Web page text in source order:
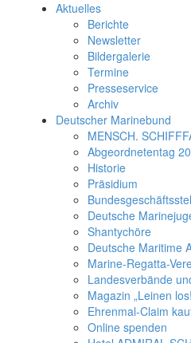
Aktuelles
Berichte
Newsletter
Bildergalerie
Termine
Presseservice
Archiv
Deutscher Marinebund
MENSCH.
Abgeordnetentag
Historie
Präsidium
Deutsche
Shantychöre
Deutsche Maritime
Marine-Regatta-
Landesverbände
Magazin „Leinen
Ehrenmal-Claim
Online spenden